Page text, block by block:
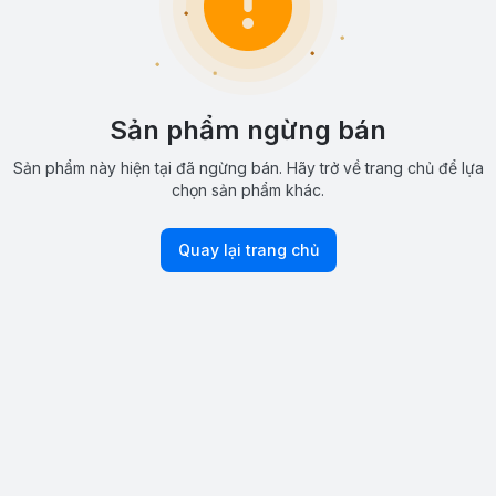
Sản phẩm ngừng bán
Sản phẩm này hiện tại đã ngừng bán. Hãy trở về trang chủ để lựa
chọn sản phẩm khác.
Quay lại trang chủ